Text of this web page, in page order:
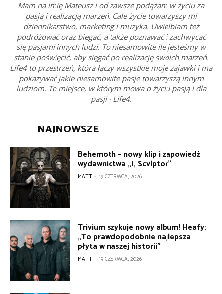
Mam na imię Mateusz i od zawsze podążam w życiu za
pasją i realizacją marzeń. Cale życie towarzyszy mi
dziennikarstwo, marketing i muzyka. Uwielbiam też
podróżować oraz biegać, a także poznawać i zachwycać
się pasjami innych ludzi. To niesamowite ile jesteśmy w
stanie poświęcić, aby sięgać po realizację swoich marzeń.
Life4 to przestrzeń, która łączy wszystkie moje zajawki i ma
pokazywać jakie niesamowite pasje towarzyszą innym
ludziom. To miejsce, w którym mowa o życiu pasją i dla
pasji - Life4.
NAJNOWSZE
Behemoth – nowy klip i zapowiedź
wydawnictwa „I, Scvlptor”
MATT - 19 CZERWCA, 2026
Trivium szykuje nowy album! Heafy:
„To prawdopodobnie najlepsza
płyta w naszej historii”
MATT - 19 CZERWCA, 2026